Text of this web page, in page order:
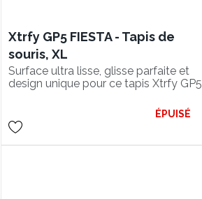
Xtrfy GP5 FIESTA - Tapis de
souris, XL
Surface ultra lisse, glisse parfaite et
design unique pour ce tapis Xtrfy GP5
ÉPUISÉ